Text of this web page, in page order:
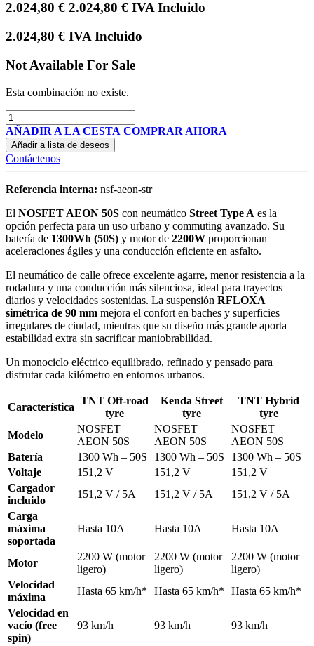
2.024,80 € 2.024,80€ IVA Incluido
2.024,80 € IVA Incluido
Not Available For Sale
Esta combinación no existe.
AÑADIR A LA CESTA COMPRAR AHORA
Añadir a lista de deseos
Contáctenos
Referencia interna: nsf-aeon-str
El NOSFET AEON 50S con neumático Street Type A es la
opción perfecta para un uso urbano y commuting avanzado. Su
batería de 1300Wh (50S) y motor de 2200W proporcionan
aceleraciones ágiles y una conducción eficiente en asfalto.
El neumático de calle ofrece excelente agarre, menor resistencia a la
rodadura y una conducción más silenciosa, ideal para trayectos
diarios y velocidades sostenidas. La suspensión RFLOXA
simétrica de 90 mm mejora el confort en baches y superficies
irregulares de ciudad, mientras que su diseño más grande aporta
estabilidad extra sin sacrificar maniobrabilidad.
Un monociclo eléctrico equilibrado, refinado y pensado para
disfrutar cada kilómetro en entornos urbanos.
Característica
TNT Off-road
tyre
Kenda Street
tyre
TNT Hybrid
tyre
Modelo
NOSFET
AEON 50S
NOSFET
AEON 50S
NOSFET
AEON 50S
Batería
1300 Wh – 50S 1300 Wh – 50S
1300 Wh – 50S
Voltaje
151,2 V 151,2 V
151,2 V
Cargador
incluido
151,2 V / 5A 151,2 V / 5A
151,2 V / 5A
Carga
máxima
soportada
Hasta 10A Hasta 10A Hasta 10A
Motor
2200 W (motor
ligero)
2200 W (motor
ligero)
2200 W (motor
ligero)
Velocidad
máxima
Hasta 65 km/h* Hasta 65 km/h*
Hasta 65 km/h*
Velocidad en
vacío (free
spin)
93 km/h 93 km/h 93 km/h